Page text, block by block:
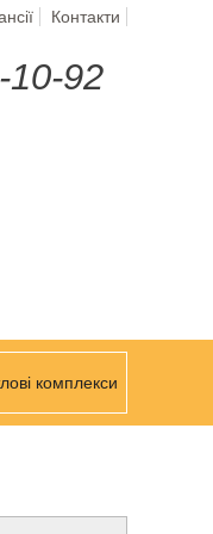
Контакти
10-92
комплекси